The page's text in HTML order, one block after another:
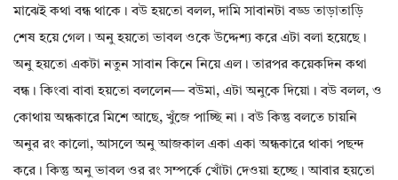
মাঝেই কথা বন্ধ থাকে। বউ হয়তো বলল, দামি সাবানটা বড্ড তাড়াতাড়ি
শেষ হয়ে গেল। অনু হয়তো ভাবল ওকে উদ্দেশ্য করে এটা বলা হয়েছে।
অনু হয়তো একটা নতুন সাবান কিনে নিয়ে এল। তারপর কয়েকদিন কথা
বন্ধ। কিংবা বাবা হয়তো বললেন— বউমা, এটা অনুকে দিয়ো। বউ বলল, ও
কোথায় অন্ধকারে মিশে আছে, খুঁজে পাচ্ছি না। বউ কিন্তু বলতে চায়নি
অনুর রং কালো, আসলে অনু আজকাল একা একা অন্ধকারে থাকা পছন্দ
করে। কিন্তু অনু ভাবল ওর রং সম্পর্কে খোঁটা দেওয়া হচ্ছে। আবার হয়তো